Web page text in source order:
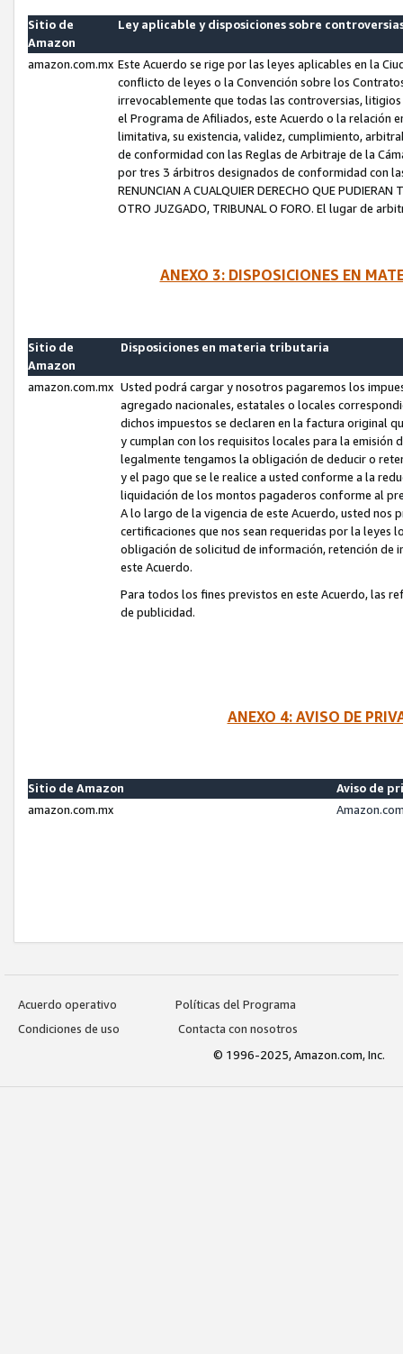
Sitio de
Amazon
Ley aplicable y disposiciones sobre
amazon.com.mx Este Acuerdo se rige por las leyes aplicables en la
conflicto de leyes o la Convención sobre los
irrevocablemente que todas las controversias,
el Programa de Afiliados, este Acuerdo o la relación
limitativa, su existencia, validez, cumplimiento,
de conformidad con las Reglas de Arbitraje de la
por tres 3 árbitros designados de conformidad con las
RENUNCIAN A CUALQUIER DERECHO QUE
OTRO JUZGADO, TRIBUNAL O FORO. El lugar de
ANEXO 3: DISPOSICIONES EN
Sitio de
Amazon
Disposiciones en materia tributaria
amazon.com.mx Usted podrá cargar y nosotros pagaremos los
agregado nacionales, estatales o locales
dichos impuestos se declaren en la factura original
y cumplan con los requisitos locales para la emisión
legalmente tengamos la obligación de deducir o
y el pago que se le realice a usted conforme a la
liquidación de los montos pagaderos conforme al
A lo largo de la vigencia de este Acuerdo, usted
certificaciones que nos sean requeridas por la leyes
obligación de solicitud de información, retención de
este Acuerdo.
Para todos los fines previstos en este Acuerdo, las
de publicidad.
ANEXO 4: AVISO DE
Sitio de Amazon
Aviso de
amazon.com.mx
Acuerdo operativo
Políticas del Programa
Condiciones de uso
Contacta con nosotros
© 1996-2025, Amazon.com, Inc.